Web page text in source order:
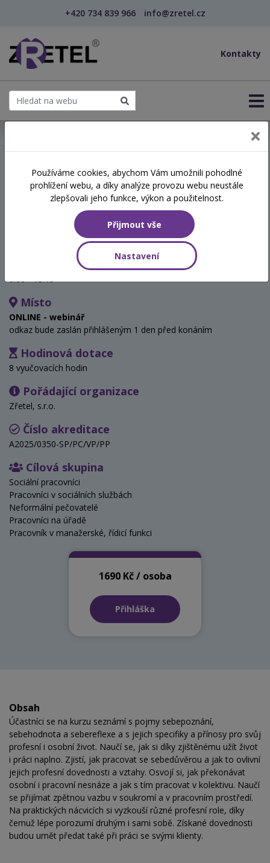
+420 734 839 966 info@zretel.cz
Kontakty
Sebepoznání v pomáhajících
profesích
8:00 - 15:15
Místo
ONLINE - webinář
odkaz bude zaslán přihlášeným 1 den před konáním
Hodinová dotace
8 vyučovacích hodin
Pořádající organizace
Zřetel, s.r.o.
Číslo akreditace
A2025/0350-SP/PC/VP/PP
Cílová skupina
Sociální pracovníci
Pracovníci v sociálních službách
Neformální pečovatelé
Pracovníci na úřadě
Pracovník v manažerské, řídicí funkci
1690 Kč / osoba
Přihláška
Obsah
Účastníci se na kurzu seznámí s pojmy sebepoznání,
sebehodnota a sebereflexe a s jejich specifiky a přínosy pro svůj
profesní i osobní život. Naučí se, jak si díky zjištěnému užít život
i práci naplno. Zjistí, jak pracovat se sebedůvěrou a jak to ovlivní
jejich profesní dovednosti a vztahy. Osvojí si, jak překonávat
osobní i pracovní nesnáze a jak s tím pracovat v kolektivu. Naučí
se přijímat zpětnou vazbu v soukromí a v pracovním prostředí.
Na praktických nácvicích si vyzkouší různé profesní role, díky
čemuž lépe porozumí druhým i sami sobě. Získané dovednosti
budou umět předat také při práci se svými klienty.
Používáme cookies, abychom Vám umožnili pohodlné
prohlížení webu, a díky analýze provozu webu neustále
zlepšovali jeho funkce, výkon a použitelnost.
Přijmout vše
Nastavení